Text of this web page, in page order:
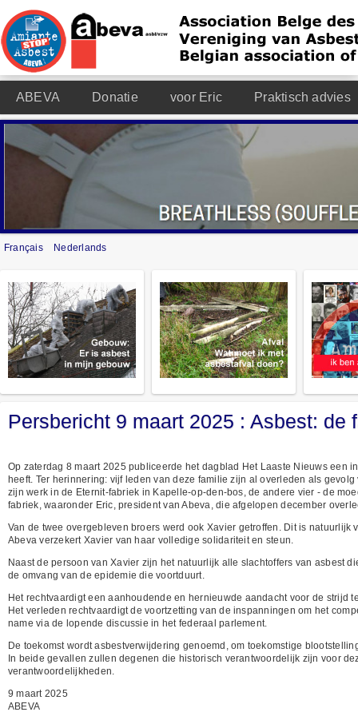
ABEVA Donatie voor Eric Praktisch advies
Français Nederlands
Persbericht 9 maart 2025 : Asbest:
Op zaterdag 8 maart 2025 publiceerde het dagblad Het Laaste Nieuws een
heeft. Ter herinnering: vijf leden van deze familie zijn al overleden als
zijn werk in de Eternit-fabriek in Kapelle-op-den-bos, de andere vier - de
fabriek, waaronder Eric, president van Abeva, die afgelopen december
Van de twee overgebleven broers werd ook Xavier getroffen. Dit is
Abeva verzekert Xavier van haar volledige solidariteit en steun.
Naast de persoon van Xavier zijn het natuurlijk alle slachtoffers van asbest
de omvang van de epidemie die voortduurt.
Het rechtvaardigt een aanhoudende en hernieuwde aandacht voor de strijd
Het verleden rechtvaardigt de voortzetting van de inspanningen om het
name via de lopende discussie in het federaal parlement.
De toekomst wordt asbestverwijdering genoemd, om toekomstige
In beide gevallen zullen degenen die historisch verantwoordelijk zijn voor
verantwoordelijkheden.
9 maart 2025
ABEVA